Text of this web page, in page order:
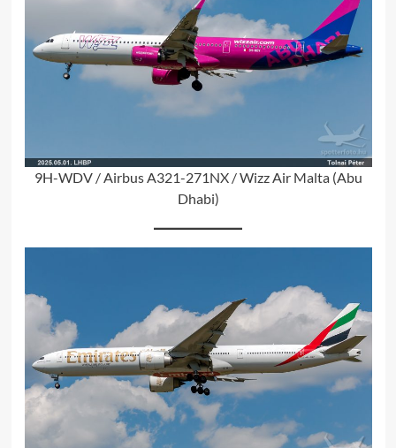
9H-WDV / Airbus A321-271NX / Wizz Air Malta (Abu
Dhabi)